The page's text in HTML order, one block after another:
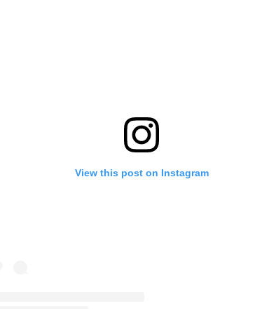
View this post on Instagram